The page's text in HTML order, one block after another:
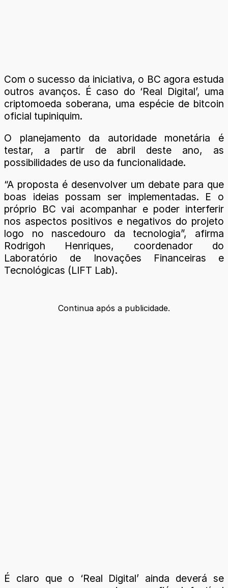
Com o sucesso da iniciativa, o BC agora estuda
outros avanços. É caso do ‘Real Digital’, uma
criptomoeda soberana, uma espécie de bitcoin
oficial tupiniquim.
O planejamento da autoridade monetária é
testar, a partir de abril deste ano, as
possibilidades de uso da funcionalidade.
“A proposta é desenvolver um debate para que
boas ideias possam ser implementadas. E o
próprio BC vai acompanhar e poder interferir
nos aspectos positivos e negativos do projeto
logo no nascedouro da tecnologia”, afirma
Rodrigoh Henriques, coordenador do
Laboratório de Inovações Financeiras e
Tecnológicas (LIFT Lab).
Continua após a publicidade.
É claro que o ‘Real Digital’ ainda deverá se